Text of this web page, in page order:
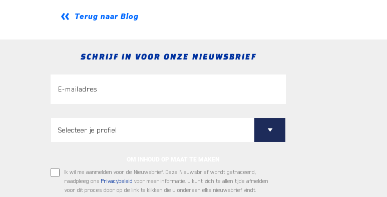
Terug naar Blog
SCHRIJF IN VOOR ONZE NIEUWSBRIEF
Ik wil me aanmelden voor de Nieuwsbrief. Deze Nieuwsbrief wordt getraceerd,
raadpleeg ons Privacybeleid voor meer informatie. U kunt zich te allen tijde afmelden
voor dit proces door op de link te klikken die u onderaan elke nieuwsbrief vindt.